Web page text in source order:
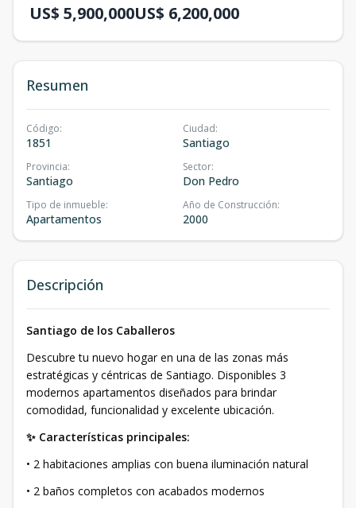
US$ 5,900,000US$ 6,200,000
Resumen
Código:
1851
Ciudad:
Santiago
Provincia:
Santiago
Sector:
Don Pedro
Tipo de inmueble:
Apartamentos
Año de Construcción:
2000
Descripción
Santiago de los Caballeros
Descubre tu nuevo hogar en una de las zonas más
estratégicas y céntricas de Santiago. Disponibles 3
modernos apartamentos diseñados para brindar
comodidad, funcionalidad y excelente ubicación.
✨ Características principales:
• 2 habitaciones amplias con buena iluminación natural
• 2 baños completos con acabados modernos